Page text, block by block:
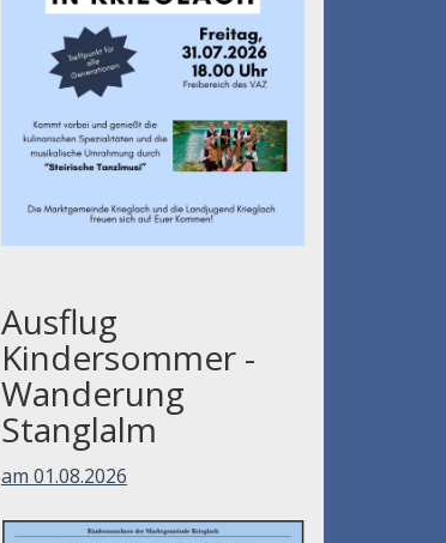
Ausflug
Kindersommer -
Wanderung
Stanglalm
am 01.08.2026